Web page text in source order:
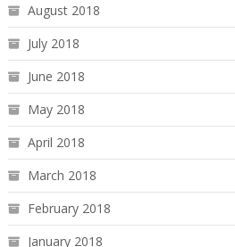
August 2018
July 2018
June 2018
May 2018
April 2018
March 2018
February 2018
January 2018